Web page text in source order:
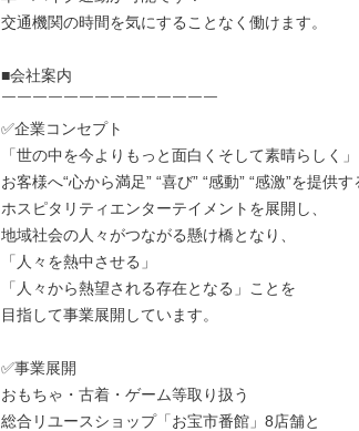
交通機関の時間を気にすることなく働けます。
■会社案内
￣￣￣￣￣￣￣￣￣￣￣￣￣￣
✅企業コンセプト
「世の中を今よりもっと面白くそして素晴らしく」
お客様へ“心から満足” “喜び” “感動” “感激”を提供す
ホスピタリティエンターテイメントを展開し、
地域社会の人々がつながる懸け橋となり、
「人々を熱中させる」
「人々から熱望される存在となる」ことを
目指して事業展開しています。
✅事業展開
おもちゃ・古着・ゲーム等取り扱う
総合リユースショップ「お宝市番館」8店舗と